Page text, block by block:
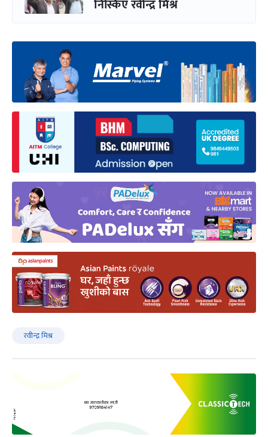
निस्किए रवीन्द्र मिश्र
रवीन्द्र मिश्र